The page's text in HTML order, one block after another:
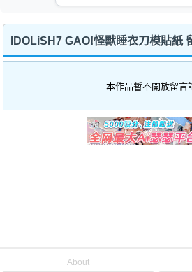
IDOLiSH7 GAO!怪獸睡衣刀模貼紙
本作品暫不開放留言
About